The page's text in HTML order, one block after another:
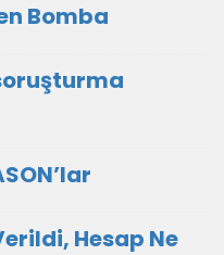
Bomba
Hesap Ne